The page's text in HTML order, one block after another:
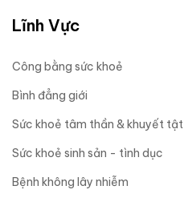
Lĩnh Vực
Công bằng sức khoẻ
Bình đẳng giới
Sức khoẻ tâm thần & khuyết tật
Sức khoẻ sinh sản - tình dục
Bệnh không lây nhiễm